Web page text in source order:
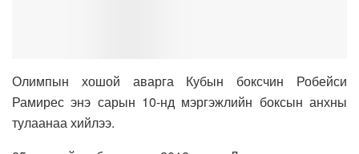
Олимпын хошой аварга Кубын боксчин Робейси
Рамирес энэ сарын 10-нд мэргэжлийн боксын анхны
тулаанаа хийлээ.